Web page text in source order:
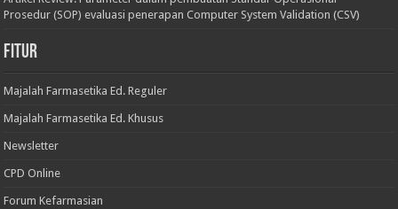
Prosedur (SOP) evaluasi penerapan Computer System Validation (CSV)
Fitur
Majalah Farmasetika Ed. Reguler
Majalah Farmasetika Ed. Khusus
Newsletter
CPD Online
Forum Kefarmasian